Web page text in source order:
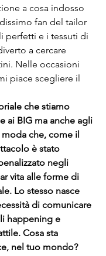
a cosa indosso
fan del tailor
perfetti e i tessuti di
a cercare
Nelle occasioni
piace scegliere il
che stiamo
ai BIG ma anche agli
moda che, come il
è stato
negli
vita alle forme di
Lo stesso nasce
di comunicare
happening e
Cosa sta
nel tuo mondo?